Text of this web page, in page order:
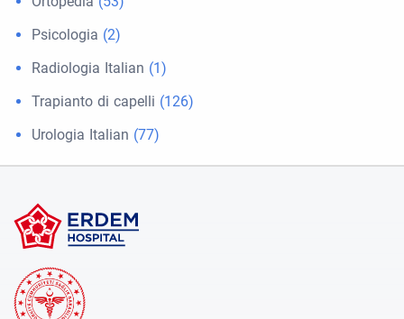
Psicologia (2)
Radiologia Italian (1)
Trapianto di capelli (126)
Urologia Italian (77)